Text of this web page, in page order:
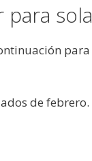
para
de febrero.